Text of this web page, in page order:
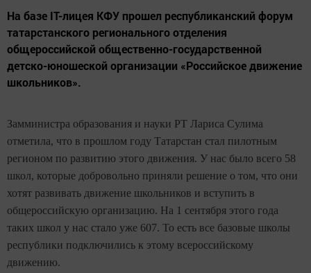
На базе IT-лицея КФУ прошел республиканский форум
татарстанского регионального отделения
общероссийской общественно-государственной
детско-юношеской организации «Российское движение
школьников».
Замминистра образования и науки РТ Лариса Сулима
отметила, что в прошлом году Татарстан стал пилотным
регионом по развитию этого движения. У нас было всего 58
школ, которые добровольно приняли решение о том, что они
хотят развивать движение школьников и вступить в
общероссийскую организацию. На 1 сентября этого года
таких школ у нас стало уже 607. То есть все базовые школы
республики подключились к этому всероссийскому
движению.